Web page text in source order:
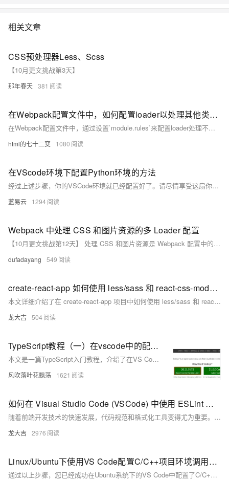
相关文章
CSS预处理器Less、Scss
【10月更文挑战第3天】
那年春天 381
在Webpack配置文件中，如何配置loader以处理其他类型的文件，如CSS或图片
在Webpack配置文件中，通过设置`module.rules`来配置loader处理不同类型的文件。例如，使用`css-loader`和`style-loader`处理CSS文件，使用`file-loader`或`url-loader`处理图片等资源文件。配置示例：在`rules`数组中添加对应规则，指定`test`匹配文件类型，`use`指定使用的loader。
html的七十二变 1080
在VScode环境下配置Python环境的方法
经过上述步骤，你的VSCode环境就已经配置好了。请尽情享受这扇你为自己开启的知识之窗。如同你在冒险世界中前行，你的探索之路只有越走越广，你获得的知识只会越来越丰富，你的能力只会越来越强。
蓝易云 1294
Webpack 中处理 CSS 和图片资源的多 Loader 配置
【10月更文挑战第12天】 处理 CSS 和图片资源是 Webpack 配置中的重要部分。通过合理选择和配置多个 Loader，可以实现对这些资源的精细处理和优化，提升项目的性能和用户体验。在实际应用中，需要不断探索和实践，根据项目的具体情况进行灵活调整和优化，以达到最佳的处理效果。通过对 Webpack 中多 Loader 处理 CSS 和图片资源的深入了解和掌握，你将能够更好地应对各种复杂的资源处理需求，为项目的成功构建和运行提供坚实的基础。
dufadayang 549
create-react-app 如何使用 less/sass 和 react-css-modules？
本文详细介绍了在 create-react-app 项目中如何使用 less/sass 和 react-css-modules 来管理和应用样式。首先，通过安装相应依赖并配置 webpack 支持 less/sass；接着，介绍如何使用这些预处理器编写样式；最后，讲解了如何配置和使用 react-css-modules 实现样式的模块化管理，以及如何结合使用 less/sass 和 react-css-modules 提高开发效率和代码质量。
龙大吉 504
TypeScript教程（一）在vscode中的配置TypeScript环境
本文是一篇TypeScript入门教程，介绍了在VS Code中配置TypeScript环境的步骤，包括安装Node.js、使用npm安装TypeScript、配置npm镜像源、安装VS Code的TypeScript扩展，以及创建和运行一个简单的TypeScript "Hello World"程序。
风吹落叶花飘荡 1621
如何在 Visual Studio Code (VSCode) 中使用 ESLint 和 Prettier 检查代码规范并自动格式化 Vue.js 代码，包括安装插件、配置 ESLint 和 Prettier 以及 VSCode 设置的具体步骤
随着前端开发技术的快速发展，代码规范和格式化工具变得尤为重要。本文介绍了如何在 Visual Studio Code (VSCode) 中使用 ESLint 和 Prettier 检查代码规范并自动格式化 Vue.js 代码，包括安装插件、配置 ESLint 和 Prettier 以及 VSCode 设置的具体步骤。通过这些工具，可以显著提升编码效率和代码质量。
龙大吉 2976
Linux/Ubuntu下使用VS Code配置C/C++项目环境调用OpenCV
通过以上步骤，您已经成功在Ubuntu系统下的VS Code中配置了C/C++项目环境，并能够调用OpenCV库进行开发。请确保每一步都按照您的系统实际情况进行适当调整。